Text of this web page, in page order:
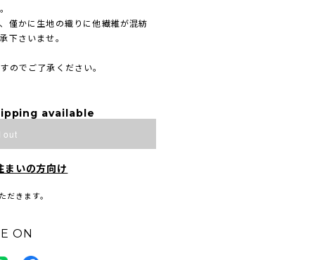
僅かに生地の織りに他繊維が混紡
下さいませ。
のでご了承ください。
available
out
まいの方向け
きます。
ON